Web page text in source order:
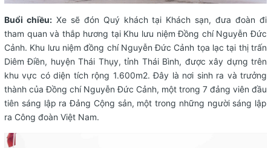
Buổi chiều:Xe sẽ đón Quý khách tại Khách sạn, đưa đoàn đi
tham quan và thắp hương tại Khu lưu niệm Đồng chí Nguyễn Đức
Cảnh. Khu lưu niệm đồng chí Nguyễn Đức Cảnh tọa lạc tại thị trấn
Diêm Điền, huyện Thái Thụy, tỉnh Thái Bình, được xây dựng trên
khu vực có diện tích rộng 1.600m2. Đây là nơi sinh ra và trưởng
thành của Đồng chí Nguyễn Đức Cảnh, một trong 7 đảng viên đầu
tiên sáng lập ra Đảng Cộng sản, một trong những người sáng lập
ra Công đoàn Việt Nam.